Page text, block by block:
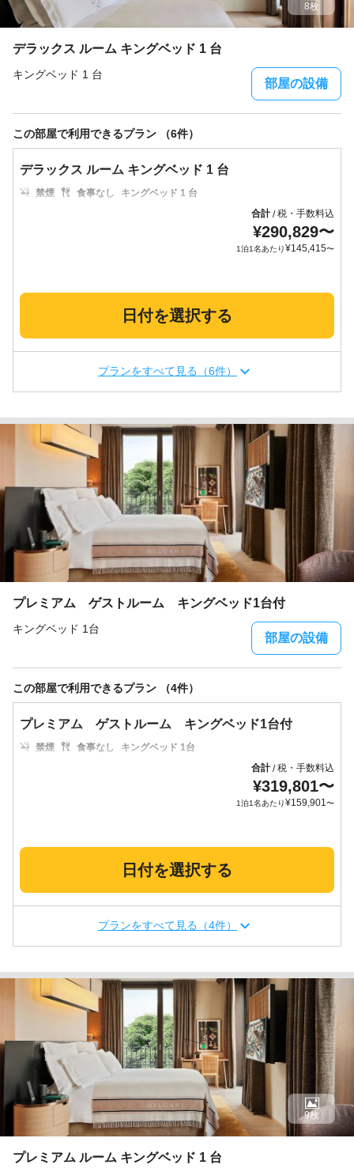
デラックス ルーム キングベッド 1 台
キングベッド 1 台
部屋の設備
8枚
この部屋で利用できるプラン （6件）
デラックス ルーム キングベッド 1 台
禁煙 食事なし
キングベッド 1 台
合計/税・手数料込
¥290,829〜
1泊1名あたり¥145,415〜
日付を選択する
プランをすべて見る（6件）
プレミアム ゲストルーム キングベッド1台付
キングベッド 1台
部屋の設備
この部屋で利用できるプラン （4件）
プレミアム ゲストルーム キングベッド1台付
禁煙 食事なし
キングベッド 1台
合計/税・手数料込
¥319,801〜
1泊1名あたり¥159,901〜
日付を選択する
プランをすべて見る（4件）
プレミアム ルーム キングベッド 1 台
9枚